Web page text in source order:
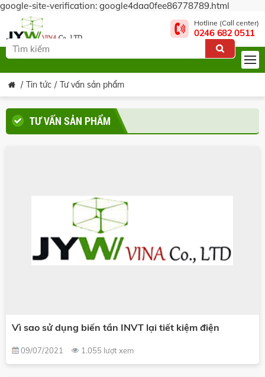
google-site-verification: google4daa0fee86778789.html
Hotline (Call center)
0246 682 0511
Tin tức Tư vấn sản phẩm
TƯ VẤN SẢN PHẨM
Vì sao sử dụng biến tần INVT lại tiết kiệm điện
09/07/2021 1.055 lượt xem